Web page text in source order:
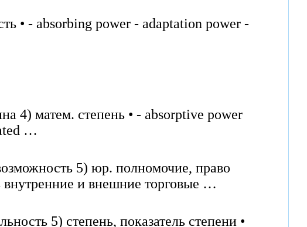
• - absorbing power - adaptation power -
4) матем. степень • - absorptive power
…
5) юр. полномочие, право
внутренние и внешние торговые …
5) степень, показатель степени •